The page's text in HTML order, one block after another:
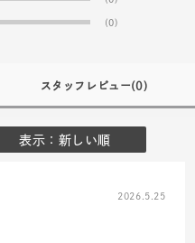
(0)
スタッフレビュー(0)
表示：新しい順
2026.5.25